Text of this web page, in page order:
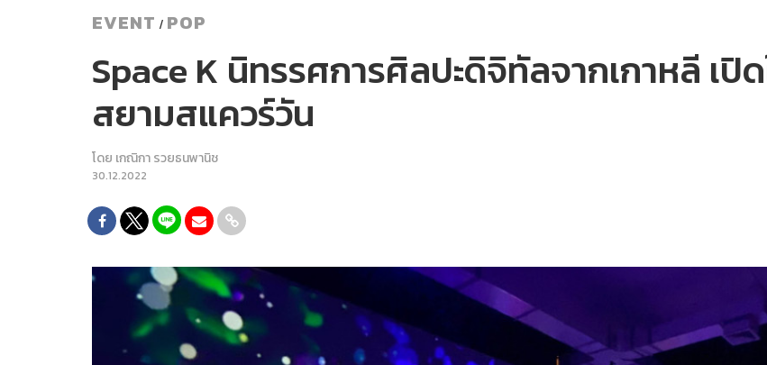
EVENT / POP
Space K นิทรรศการศิลปะดิจิทัลจากเกาหลี เปิ
สยามสแควร์วัน
โดย เกณิกา รวยธนพานิช
30.12.2022